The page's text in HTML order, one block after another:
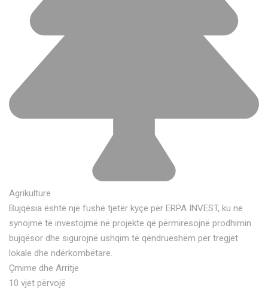
Agrikulture
Bujqësia është një fushë tjetër kyçe për ERPA INVEST, ku ne
synojmë të investojmë në projekte që përmirësojnë prodhimin
bujqësor dhe sigurojnë ushqim të qëndrueshëm për tregjet
lokale dhe ndërkombëtare.
Çmime dhe Arritje
10 vjet përvojë